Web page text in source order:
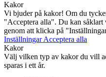
Kakor
Vi bjuder på kakor! Om du
"Acceptera alla". Du kan
genom att klicka på
InställningarAcceptera alla
Kakor
Välj vilken typ av kakor du vill
sparas i ett år.